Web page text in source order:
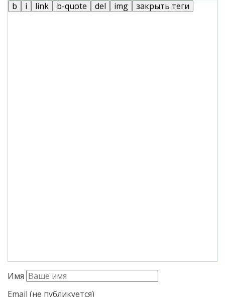
Имя
Email (не публикуется)